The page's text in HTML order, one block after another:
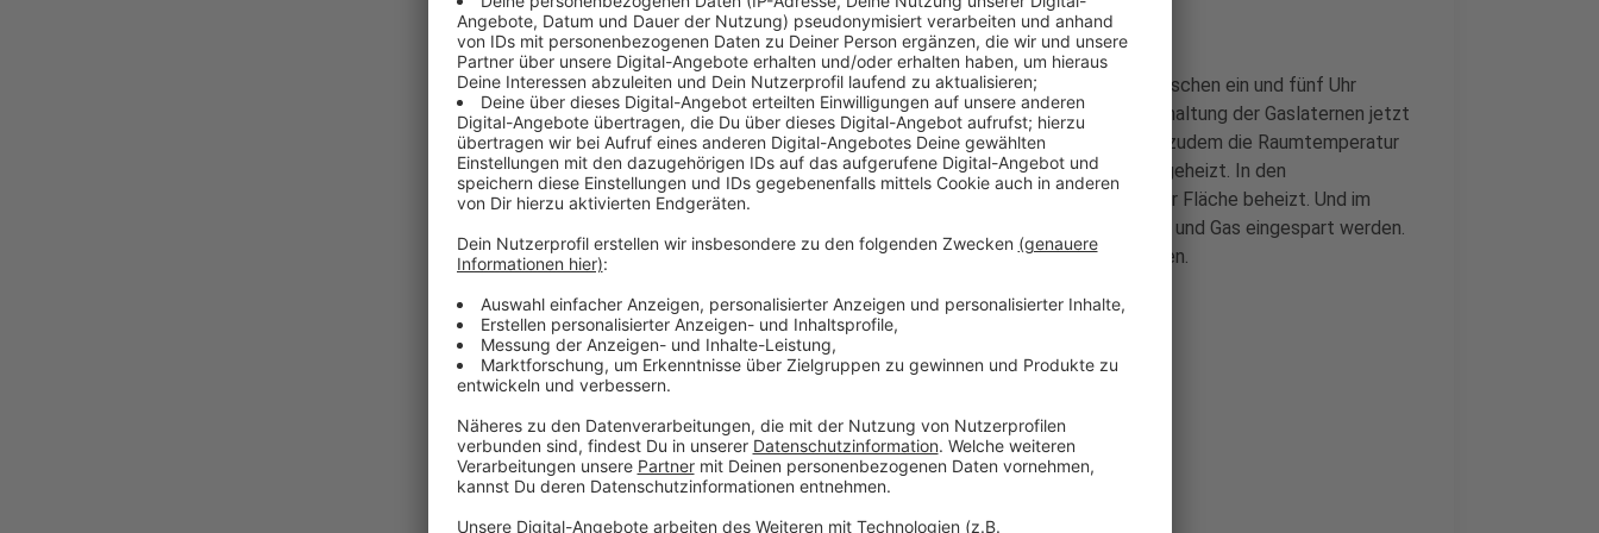
Unter anderem wurden 8.000 - von etwa 14.000 - Gaslaternen zwischen ein und fünf Uhr
abgeschaltet. Diese Maßnahme sei so erfolgreich, dass die Abschaltung der Gaslaternen jetzt
verlängert wurde - bis Ende März 2024. Die Stadtverwaltung hat zudem die Raumtemperatur
in ihren Gebäuden nicht nur reduziert, es wird auch weniger lange geheizt. In den
Gewächshäusern der Stockumer Höfe wird nur noch ein Drittel der Fläche beheizt. Und im
Stadtentwässerungsbetrieb konnte mehr als die Hälfte an Strom und Gas eingespart werden.
Künftig will die Stadt vor allem ihre Heizungsanlagen modernisieren.
Anzeige
Weitere Infos und Links zum Thema
Anzeige